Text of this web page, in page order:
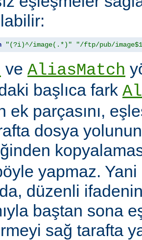
"(?i)^/image(.*)" "/ftp/pub/
ve AliasMatch
başlıca fark
ek parçasını,
dosya
yapmaz.
düzenli
baştan sona
sağ tarafta